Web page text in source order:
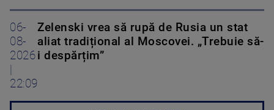
06-
08-
2026
22:09
Zelenski vrea să rupă de Rusia un stat
aliat tradițional al Moscovei. „Trebuie să-
i despărțim”